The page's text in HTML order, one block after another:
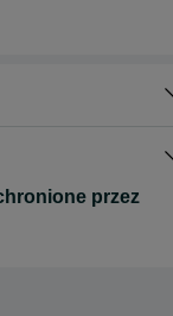
przez